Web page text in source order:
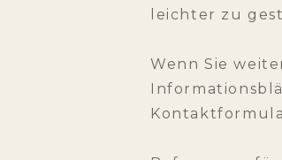
leichter zu
Wenn Sie